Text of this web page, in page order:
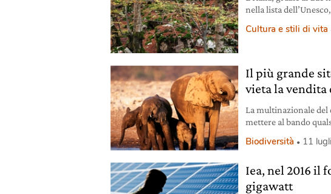
nella lista
Cultura e stili di vita
Il più grande
vieta la vendita
La multinazionale del
mettere al bando
Biodiversità 11
Iea, nel 2016 il
gigawatt